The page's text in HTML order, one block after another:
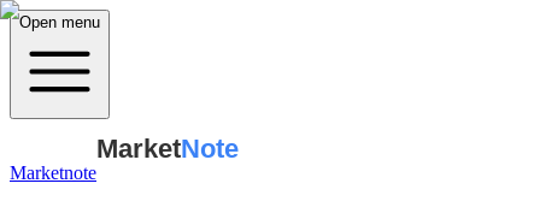
Open menu
Marketnote
MarketNote